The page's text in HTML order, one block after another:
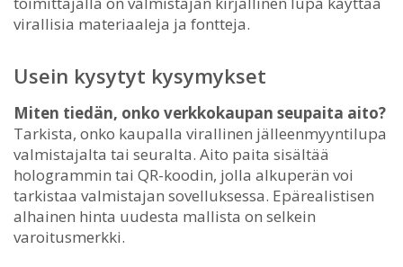
virallisia materiaaleja ja fontteja.
Usein kysytyt kysymykset
Miten tiedän, onko verkkokaupan seupaita aito?
Tarkista, onko kaupalla virallinen jälleenmyyntilupa
valmistajalta tai seuralta. Aito paita sisältää
hologrammin tai QR-koodin, jolla alkuperän voi
tarkistaa valmistajan sovelluksessa. Epärealistisen
alhainen hinta uudesta mallista on selkein
varoitusmerkki.